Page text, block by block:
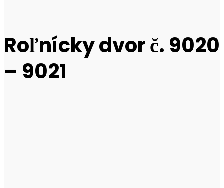
Roľnícky dvor č. 9020
– 9021